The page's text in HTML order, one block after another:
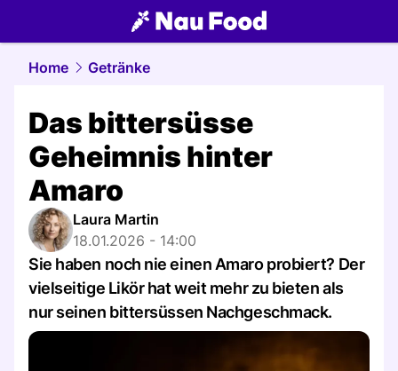
food.NAU.ch
Home Getränke
Das bittersüsse
Geheimnis hinter
Amaro
Laura Martin
18.01.2026 - 14:00
Sie haben noch nie einen Amaro probiert? Der
vielseitige Likör hat weit mehr zu bieten als
nur seinen bittersüssen Nachgeschmack.